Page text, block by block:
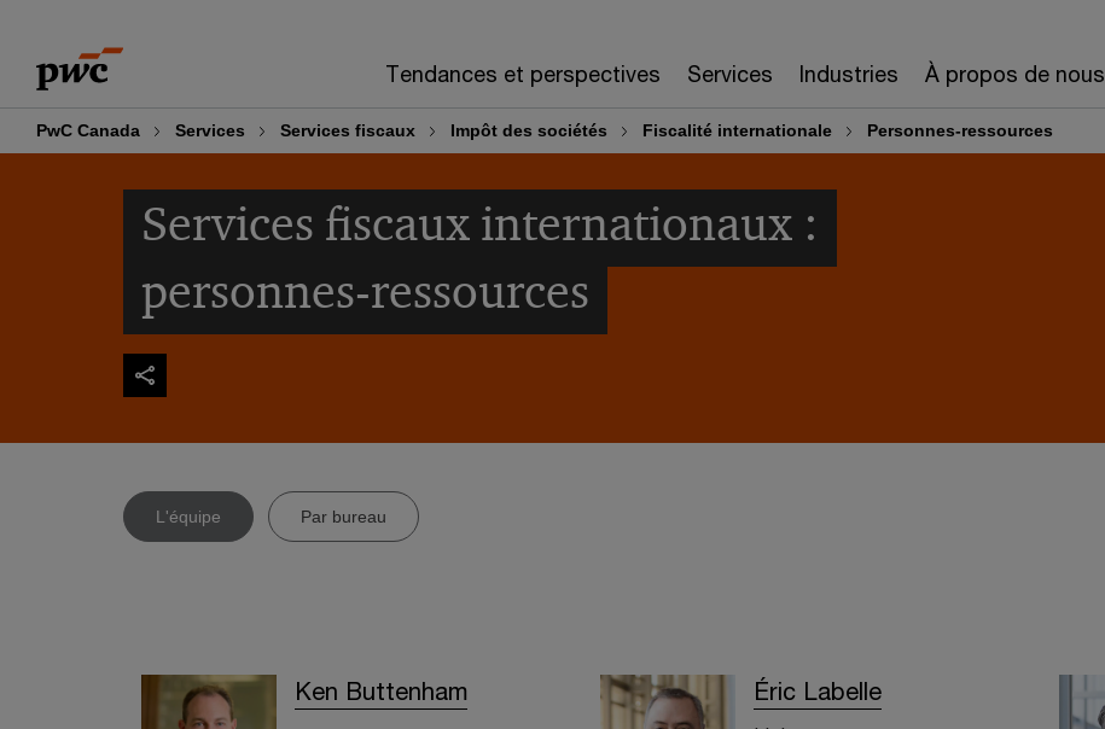
content
footer
Tendances et perspectives Services Industries À propos de nous
PwC Canada Services Services fiscaux Impôt des sociétés Fiscalité internationale Personnes-ressources
Services fiscaux internationaux :
personnes-ressources
L'équipe Par bureau
Ken Buttenham Éric Labelle